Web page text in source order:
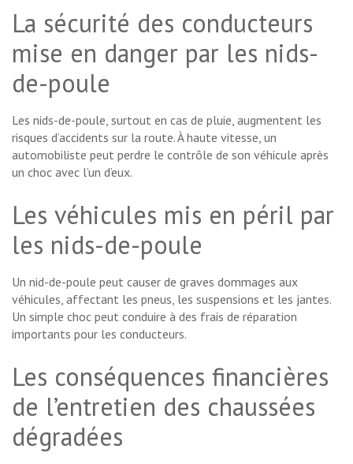
La sécurité des conducteurs
mise en danger par les nids-
de-poule
Les nids-de-poule, surtout en cas de pluie, augmentent les
risques d’accidents sur la route. À haute vitesse, un
automobiliste peut perdre le contrôle de son véhicule après
un choc avec l’un d’eux.
Les véhicules mis en péril par
les nids-de-poule
Un nid-de-poule peut causer de graves dommages aux
véhicules, affectant les pneus, les suspensions et les jantes.
Un simple choc peut conduire à des frais de réparation
importants pour les conducteurs.
Les conséquences financières
de l’entretien des chaussées
dégradées